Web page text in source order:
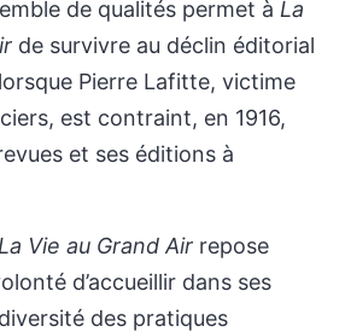
de qualités permet à La
de survivre au déclin éditorial
Pierre Lafitte, victime
est contraint, en 1916,
et ses éditions à
Vie au Grand Air repose
d’accueillir dans ses
des pratiques